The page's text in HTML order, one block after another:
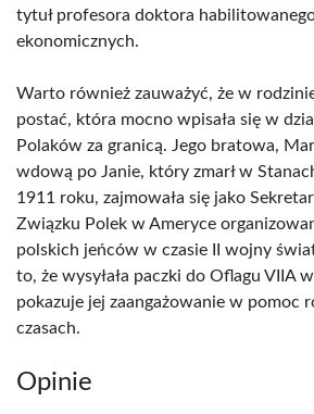
tytuł profesora doktora
ekonomicznych.
Warto również zauważyć, że w
postać, która mocno wpisała się w
Polaków za granicą. Jego bratowa,
wdową po Janie, który zmarł w
1911 roku, zajmowała się jako
Związku Polek w Ameryce
polskich jeńców w czasie II wojny
to, że wysyłała paczki do Oflagu VIIA
pokazuje jej zaangażowanie w pomoc
czasach.
Opinie